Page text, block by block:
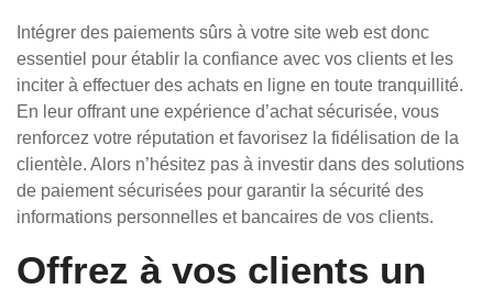
Intégrer des paiements sûrs à votre site web est donc
essentiel pour établir la confiance avec vos clients et les
inciter à effectuer des achats en ligne en toute tranquillité.
En leur offrant une expérience d’achat sécurisée, vous
renforcez votre réputation et favorisez la fidélisation de la
clientèle. Alors n’hésitez pas à investir dans des solutions
de paiement sécurisées pour garantir la sécurité des
informations personnelles et bancaires de vos clients.
Offrez à vos clients un